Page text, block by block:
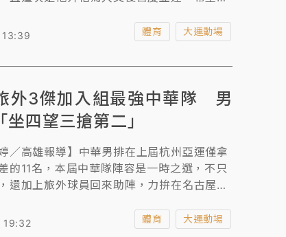
體育 大運動場
外3傑加入組最強中華隊 男
坐四望三搶第二」
／高雄報導】中華男排在上屆杭州亞運僅拿
的11名，本屆中華隊陣容是一時之選，不只
還加上旅外球員回來助陣，力拚在名古屋打
看運氣，也要看球員的臨場反應。」
體育 大運動場